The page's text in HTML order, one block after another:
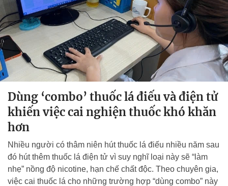
Dùng ‘combo’ thuốc lá điếu và điện tử
khiến việc cai nghiện thuốc khó khăn
hơn
Nhiều người có thâm niên hút thuốc lá điếu nhiều năm sau
đó hút thêm thuốc lá điện tử vì suy nghĩ loại này sẽ “làm
nhẹ” nồng độ nicotine, hạn chế chất độc. Theo chuyên gia,
việc cai thuốc lá cho những trường hợp “dùng combo” này